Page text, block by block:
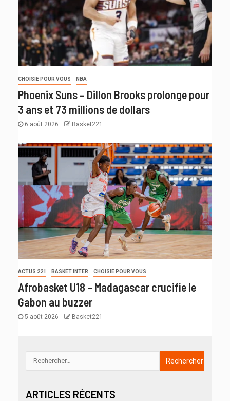
CHOISIE POUR VOUS NBA
Phoenix Suns – Dillon Brooks prolonge pour
3 ans et 73 millions de dollars
6 août 2026 Basket221
ACTUS 221 BASKET INTER CHOISIE POUR VOUS
Afrobasket U18 – Madagascar crucifie le
Gabon au buzzer
5 août 2026 Basket221
ARTICLES RÉCENTS